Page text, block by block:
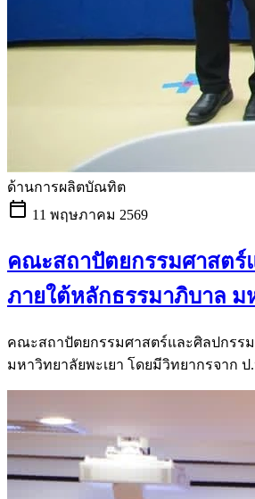
ด้านการผลิตบัณทิต
calendar_today 11 พฤษภาคม 2569
คณะสถาปัตยกรรมศาสตร์
ภายใต้หลักธรรมาภิบาล ม
คณะสถาปัตยกรรมศาสตร์และศิลปกรร
มหาวิทยาลัยพะเยา โดยมีวิทยากรจาก